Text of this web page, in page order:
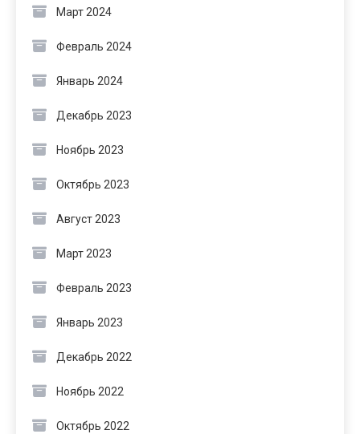
Март 2024
Февраль 2024
Январь 2024
Декабрь 2023
Ноябрь 2023
Октябрь 2023
Август 2023
Март 2023
Февраль 2023
Январь 2023
Декабрь 2022
Ноябрь 2022
Октябрь 2022